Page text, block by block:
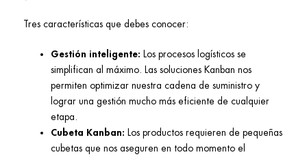
Tres características que debes conocer:
Gestión inteligente: Los procesos logísticos se
simplifican al máximo. Las soluciones Kanban nos
permiten optimizar nuestra cadena de suministro y
lograr una gestión mucho más eficiente de cualquier
etapa.
Cubeta Kanban: Los productos requieren de pequeñas
cubetas que nos aseguren en todo momento el